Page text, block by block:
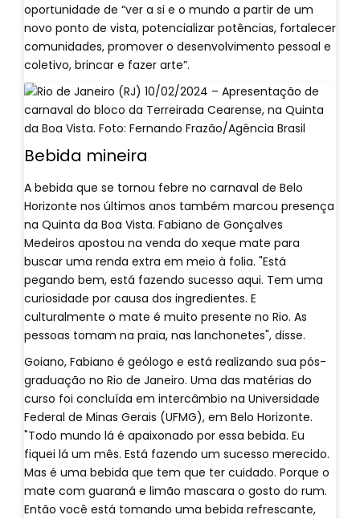
oportunidade de “ver a si e o mundo a partir de um
novo ponto de vista, potencializar potências, fortalecer
comunidades, promover o desenvolvimento pessoal e
coletivo, brincar e fazer arte”.
Bebida mineira
A bebida que se tornou febre no carnaval de Belo
Horizonte nos últimos anos também marcou presença
na Quinta da Boa Vista. Fabiano de Gonçalves
Medeiros apostou na venda do xeque mate para
buscar uma renda extra em meio à folia. "Está
pegando bem, está fazendo sucesso aqui. Tem uma
curiosidade por causa dos ingredientes. E
culturalmente o mate é muito presente no Rio. As
pessoas tomam na praia, nas lanchonetes", disse.
Goiano, Fabiano é geólogo e está realizando sua pós-
graduação no Rio de Janeiro. Uma das matérias do
curso foi concluída em intercâmbio na Universidade
Federal de Minas Gerais (UFMG), em Belo Horizonte.
"Todo mundo lá é apaixonado por essa bebida. Eu
fiquei lá um mês. Está fazendo um sucesso merecido.
Mas é uma bebida que tem que ter cuidado. Porque o
mate com guaraná e limão mascara o gosto do rum.
Então você está tomando uma bebida refrescante,